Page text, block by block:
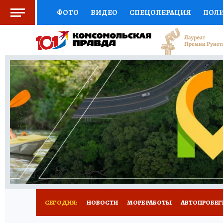
ФОТО ВИДЕО СПЕЦОПЕРАЦИЯ
СОЦПОДДЕРЖКА НАУКА СПОРТ
ВЫБОР ЭКСПЕРТОВ ДОКТОР
КНИЖНАЯ ПОЛКА ПРОГНОЗЫ НА СПОРТ
ПРЕСС-ЦЕНТР НЕДВИЖИМОСТЬ
ВСЕ О КП РАДИО КП ТЕСТЫ НОВОЕ
СЕГОДНЯ: НОВОСТИ МОРЕ РАБОТЫ